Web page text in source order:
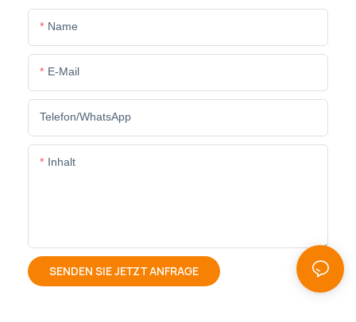
Name
E-Mail
Telefon/WhatsApp
Inhalt
SENDEN SIE JETZT ANFRAGE